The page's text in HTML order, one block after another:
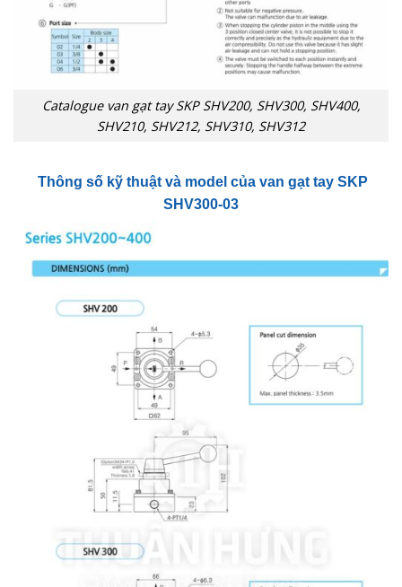
Catalogue van gạt tay SKP SHV200, SHV300, SHV400,
SHV210, SHV212, SHV310, SHV312
Thông số kỹ thuật và model của van gạt tay SKP
SHV300-03